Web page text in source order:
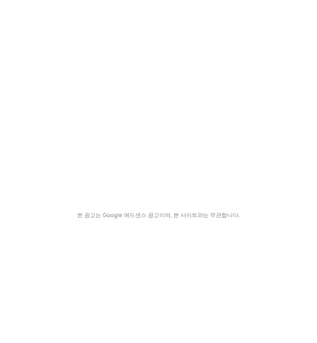
본 광고는 Google 애드센스 광고이며, 본 사이트와는 무관합니다.